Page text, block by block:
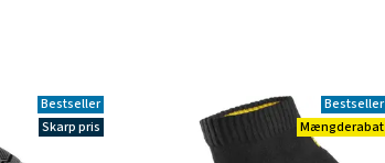
Bestseller
Skarp pris
Bestseller
Mængderabat